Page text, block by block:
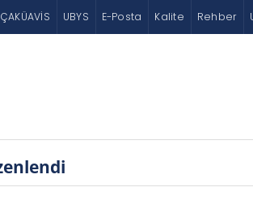
ÇAKÜAVİS UBYS E-Posta Kalite Rehber